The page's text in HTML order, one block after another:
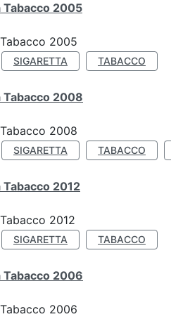
Tabacco 2005
2005
SIGARETTA TABACCO
Tabacco 2008
2008
SIGARETTA TABACCO
2012
2012
SIGARETTA TABACCO
Tabacco 2006
2006